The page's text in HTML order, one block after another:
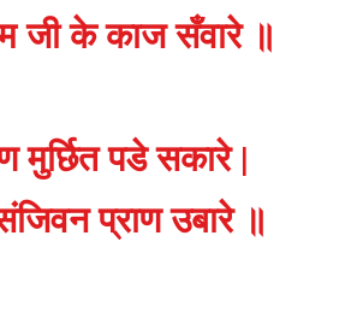
जी के काज सँवारे ॥
मुर्छित पडे सकारे |
प्राण उबारे ॥